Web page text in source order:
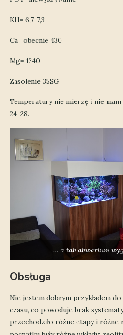
KH= 6,7-7,3
Ca= obecnie 430
Mg= 1340
Zasolenie 35SG
Temperatury nie mierzę i nie
24-28.
… a tak akwarium
Obsługa
Nie jestem dobrym przykładem do
czasu, co powoduje brak
przechodziło różne etapy i różne